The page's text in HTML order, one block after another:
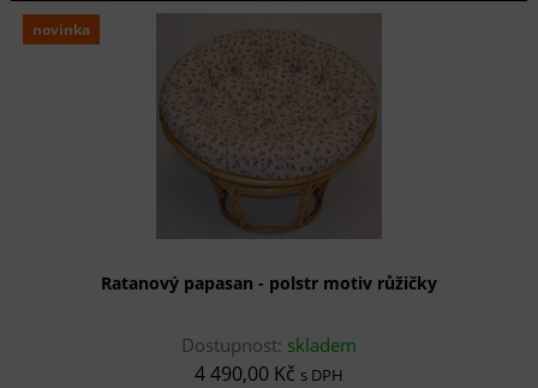
novinka
Ratanový papasan - polstr motiv růžičky
Dostupnost: skladem
4 490,00 Kč s DPH